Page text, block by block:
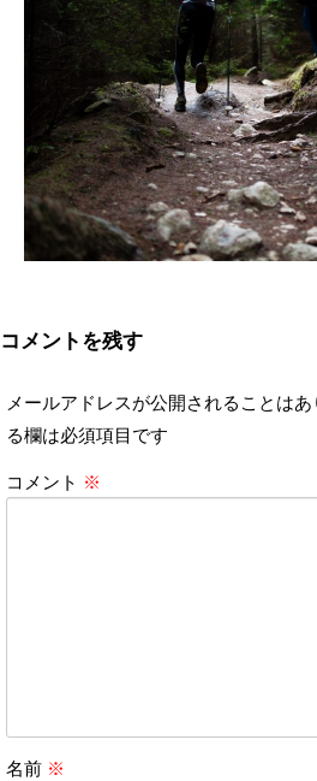
コメントを残す
メールアドレスが公開されることはあ
る欄は必須項目です
コメント ※
名前 ※